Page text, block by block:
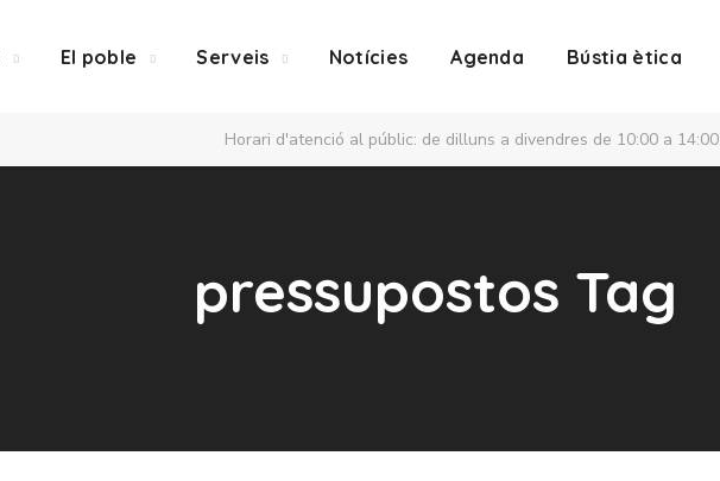
El poble Serveis Notícies Agenda Bústia ètica
Horari d'atenció al públic: de dilluns a divendres de 10:00 a 14:00
pressupostos Tag